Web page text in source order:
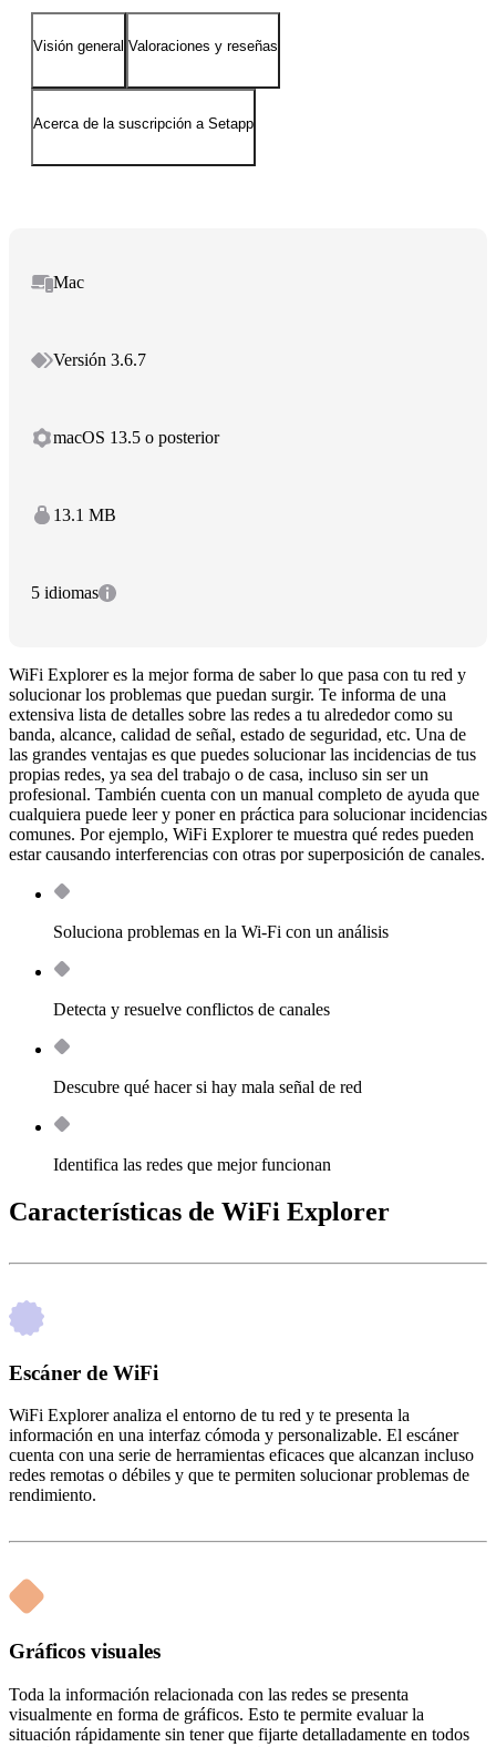
Visión general Valoraciones y reseñas
Acerca de la suscripción a Setapp
Mac
Versión 3.6.7
macOS 13.5 o posterior
13.1 MB
5 idiomas
WiFi Explorer es la mejor forma de saber lo que pasa con tu red y
solucionar los problemas que puedan surgir. Te informa de una
extensiva lista de detalles sobre las redes a tu alrededor como su
banda, alcance, calidad de señal, estado de seguridad, etc. Una de
las grandes ventajas es que puedes solucionar las incidencias de tus
propias redes, ya sea del trabajo o de casa, incluso sin ser un
profesional. También cuenta con un manual completo de ayuda que
cualquiera puede leer y poner en práctica para solucionar incidencias
comunes. Por ejemplo, WiFi Explorer te muestra qué redes pueden
estar causando interferencias con otras por superposición de canales.
Soluciona problemas en la Wi-Fi con un análisis
Detecta y resuelve conflictos de canales
Descubre qué hacer si hay mala señal de red
Identifica las redes que mejor funcionan
Características de WiFi Explorer
Escáner de WiFi
WiFi Explorer analiza el entorno de tu red y te presenta la
información en una interfaz cómoda y personalizable. El escáner
cuenta con una serie de herramientas eficaces que alcanzan incluso
redes remotas o débiles y que te permiten solucionar problemas de
rendimiento.
Gráficos visuales
Toda la información relacionada con las redes se presenta
visualmente en forma de gráficos. Esto te permite evaluar la
situación rápidamente sin tener que fijarte detalladamente en todos